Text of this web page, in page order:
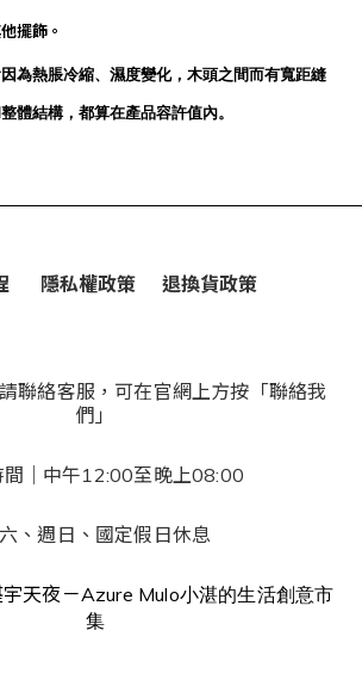
擺飾。
為熱脹冷縮、濕度變化，木頭之間而有寬距縫
體結構，都算在產品容許值內。
隱私權政策 退換貨政策
聯絡客服，可在官網上方按「聯絡我
們」
間｜中午12:00至晚上08:00
、週日、國定假日休息
天夜－Azure Mulo小湛的生活創意市
集